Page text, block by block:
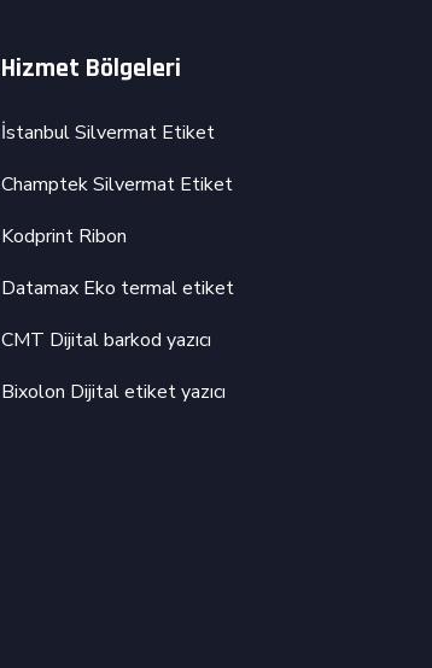
Hizmet Bölgeleri
İstanbul Silvermat Etiket
Champtek Silvermat Etiket
Kodprint Ribon
Datamax Eko termal etiket
CMT Dijital barkod yazıcı
Bixolon Dijital etiket yazıcı